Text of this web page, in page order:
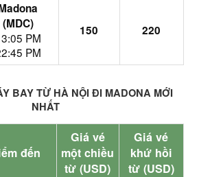
(MDC)
PM
PM
150 220
BAY TỪ HÀ NỘI ĐI MADONA MỚI
NHẤT
đến
Giá vé
một chiều
từ (USD)
Giá vé
khứ hồi
từ (USD)